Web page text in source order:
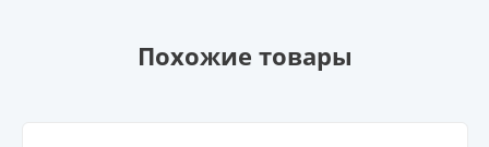
Похожие товары